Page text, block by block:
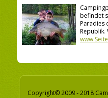
befindet
Paradies
Republik.
www
Copyright© 2009 - 2018